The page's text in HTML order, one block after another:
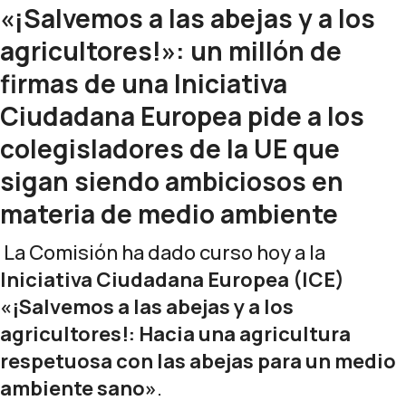
«¡Salvemos a las abejas y a los
agricultores!»: un millón de
firmas de una Iniciativa
Ciudadana Europea pide a los
colegisladores de la UE que
sigan siendo ambiciosos en
materia de medio ambiente
La Comisión ha dado curso hoy a la
Iniciativa Ciudadana Europea (ICE)
«¡Salvemos a las abejas y a los
agricultores!: Hacia una agricultura
respetuosa con las abejas para un medio
ambiente sano».